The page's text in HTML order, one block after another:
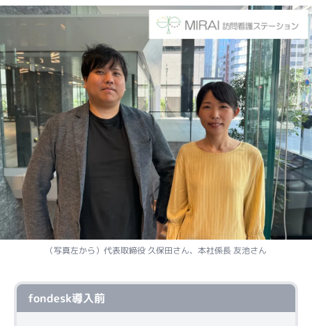
（写真左から）代表取締役 久保田さん、本社係長 友池さん
fondesk導入前